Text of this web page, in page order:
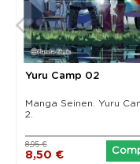
Yuru Camp 02
Manga Seinen. Yuru
2.
8,50 €
8,95 €